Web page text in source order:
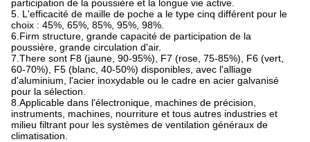
participation de la poussière et la longue vie active.
5. L'efficacité de maille de poche a le type cinq différent pour le
choix : 45%, 65%, 85%, 95%, 98%.
6.Firm structure, grande capacité de participation de la
poussière, grande circulation d'air.
7.There sont F8 (jaune, 90-95%), F7 (rose, 75-85%), F6 (vert,
60-70%), F5 (blanc, 40-50%) disponibles, avec l'alliage
d'aluminium, l'acier inoxydable ou le cadre en acier galvanisé
pour la sélection.
8.Applicable dans l'électronique, machines de précision,
instruments, machines, nourriture et tous autres industries et
milieu filtrant pour les systèmes de ventilation généraux de
climatisation.